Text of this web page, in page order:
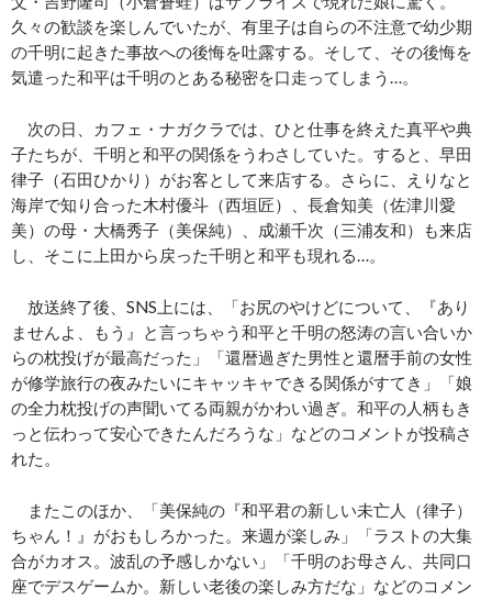
久々の歓談を楽しんでいたが、有里子は自らの不注意で幼少期
の千明に起きた事故への後悔を吐露する。そして、その後悔を
気遣った和平は千明のとある秘密を口走ってしまう…。
次の日、カフェ・ナガクラでは、ひと仕事を終えた真平や典
子たちが、千明と和平の関係をうわさしていた。すると、早田
律子（石田ひかり）がお客として来店する。さらに、えりなと
海岸で知り合った木村優斗（西垣匠）、長倉知美（佐津川愛
美）の母・大橋秀子（美保純）、成瀬千次（三浦友和）も来店
し、そこに上田から戻った千明と和平も現れる…。
放送終了後、SNS上には、「お尻のやけどについて、『あり
ませんよ、もう』と言っちゃう和平と千明の怒涛の言い合いか
らの枕投げが最高だった」「還暦過ぎた男性と還暦手前の女性
が修学旅行の夜みたいにキャッキャできる関係がすてき」「娘
の全力枕投げの声聞いてる両親がかわい過ぎ。和平の人柄もき
っと伝わって安心できたんだろうな」などのコメントが投稿さ
れた。
またこのほか、「美保純の『和平君の新しい未亡人（律子）
ちゃん！』がおもしろかった。来週が楽しみ」「ラストの大集
合がカオス。波乱の予感しかない」「千明のお母さん、共同口
座でデスゲームか。新しい老後の楽しみ方だな」などのコメン